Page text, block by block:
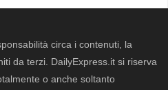
circa i contenuti, la
da terzi. DailyExpress.it si riserva
o anche soltanto